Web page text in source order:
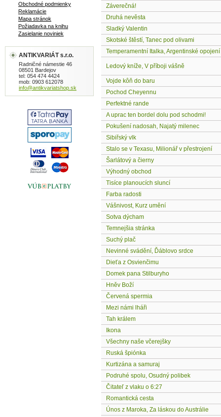
Záverečná!
Druhá nevěsta
Sladký Valentin
Skotské štěstí, Tanec pod olivami
Temperamentní Italka, Argentinské opojení
Ledový kníže, V příboji vášně
Vojde kôň do baru
Pochod Cheyennu
Perfektné rande
A uprac ten bordel dolu pod schodmi!
Pokušení nadosah, Najatý milenec
Sibiřský vlk
Stalo se v Texasu, Milionář v přestrojení
Šarlátový a čierny
Výhodný obchod
Tisíce planoucích sluncí
Farba radosti
Vášnivost, Kurz umění
Sotva dýcham
Temnejšia stránka
Suchý plač
Nevinné svádění, Ďáblovo srdce
Dieťa z Osvienčimu
Domek pana Stilburyho
Hněv Boží
Červená spermia
Mezi námi lháři
Tah králem
Ikona
Všechny naše včerejšky
Ruská špiónka
Kurtizána a samuraj
Podruhé spolu, Osudný polibek
Čitateľ z vlaku o 6:27
Romantická cesta
Únos z Maroka, Za láskou do Austrálie
Obchodné podmienky
Reklamácie
Mapa stránok
Požiadavka na knihu
Zasielanie noviniek
ANTIKVARIÁT s.r.o.
Radničné námestie 46
08501 Bardejov
tel: 054 474 4424
mob: 0903 612078
info@antikvariatshop.sk